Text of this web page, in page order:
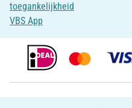
toegankelijkheid
VBS App